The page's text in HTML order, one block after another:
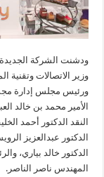
وزير الاتصالات وتقنية
ورئيس مجلس إدارة
الأمير محمد بن خالد
النقد الدكتور أحمد
الدكتور عبدالعزيز
الدكتور خالد بياري،
المهندس ناصر الناصر.